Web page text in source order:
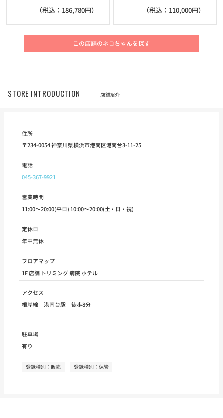
（税込：186,780円） （税込：110,000円）
この店舗のネコちゃんを探す
STORE INTRODUCTION 店舗紹介
住所
〒234-0054 神奈川県横浜市港南区港南台3-11-25
電話
045-367-9921
営業時間
11:00～20:00(平日) 10:00～20:00(土・日・祝)
定休日
年中無休
フロアマップ
1F 店舗 トリミング 病院 ホテル
アクセス
根岸線 港南台駅 徒歩8分
駐車場
有り
登録種別：販売 登録種別：保管